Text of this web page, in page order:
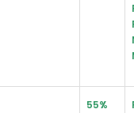
55%